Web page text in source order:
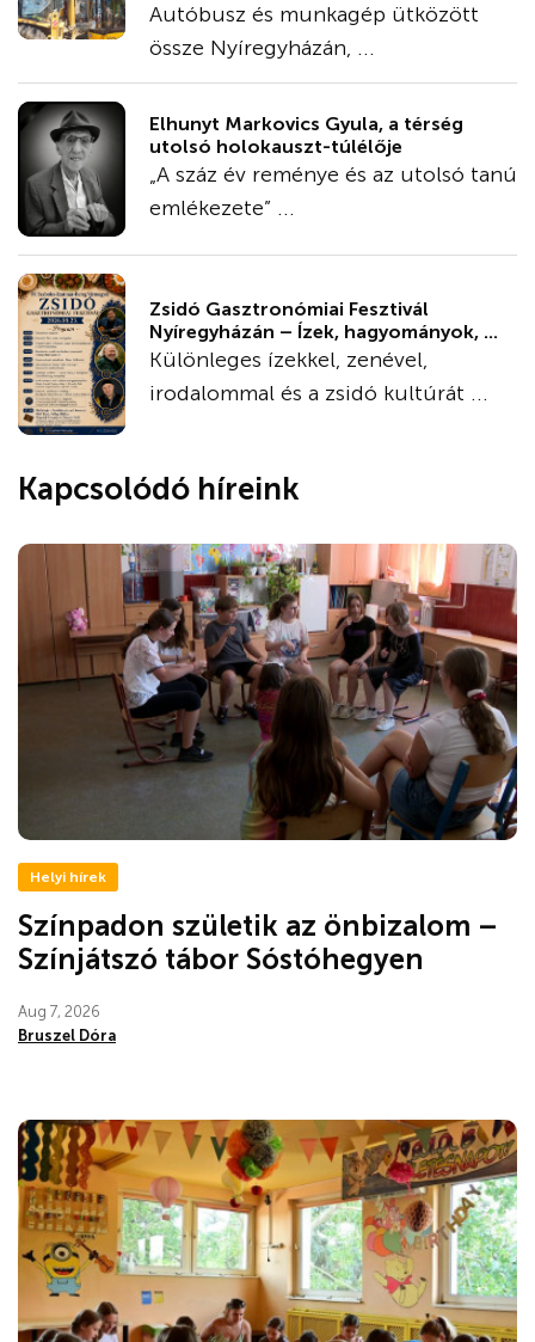
Autóbusz és munkagép ütközött
össze Nyíregyházán, ...
Elhunyt Markovics Gyula, a térség
utolsó holokauszt-túlélője
„A száz év reménye és az utolsó tanú
emlékezete” ...
Zsidó Gasztronómiai Fesztivál
Nyíregyházán – Ízek, hagyományok, ...
Különleges ízekkel, zenével,
irodalommal és a zsidó kultúrát ...
Kapcsolódó híreink
Helyi hírek
Színpadon születik az önbizalom –
Színjátszó tábor Sóstóhegyen
Aug 7, 2026
Bruszel Dóra